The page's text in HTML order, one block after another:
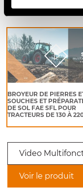
Video
BROYEUR DE PIERRES
SOUCHES ET
DE SOL FAE SFL POUR
TRACTEURS DE 130 À
Video
Voir le produit